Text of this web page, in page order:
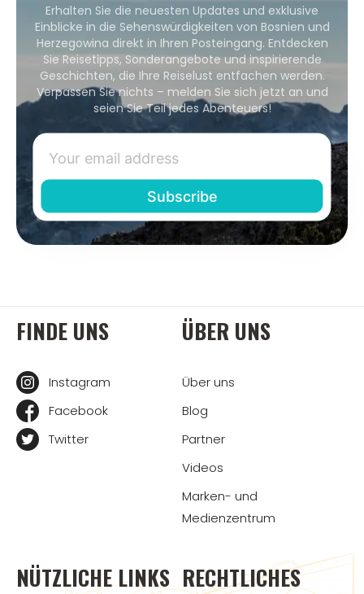
Erhalten Sie die neuesten Updates und exklusive
Einblicke in die Sehenswürdigkeiten von Bosnien und
Herzegowina direkt in Ihren Posteingang. Entdecken
Sie Reisetipps, Sonderangebote und inspirierende
Geschichten, die Ihre Reiselust entfachen werden.
Verpassen Sie nichts – melden Sie sich jetzt an und
seien Sie Teil jedes Abenteuers!
FINDE UNS
Instagram
Facebook
Twitter
ÜBER UNS
Über uns
Blog
Partner
Videos
Marken- und
Medienzentrum
NÜTZLICHE LINKS RECHTLICHES